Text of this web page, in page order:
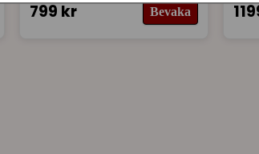
799 kr Bevaka